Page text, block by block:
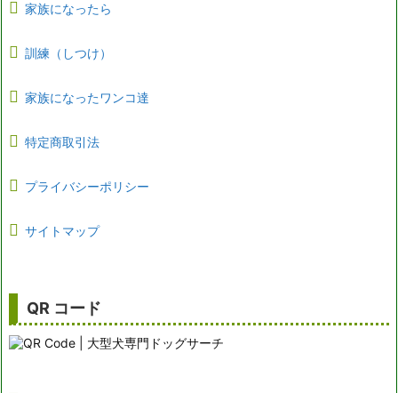
家族になったら
訓練（しつけ）
家族になったワンコ達
特定商取引法
プライバシーポリシー
サイトマップ
QR コード